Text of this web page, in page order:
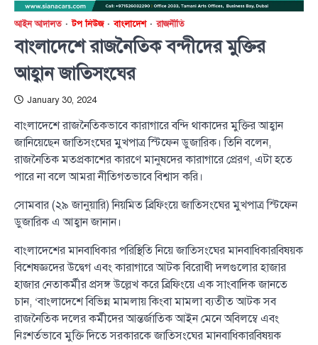
আইন আদালত টপ নিউজ বাংলাদেশ রাজনীতি
বাংলাদেশে রাজনৈতিক বন্দীদের মুক্তির
আহ্বান জাতিসংঘের
January 30, 2024
বাংলাদেশে রাজনৈতিকভাবে কারাগারে বন্দি থাকাদের মুক্তির আহ্বান
জানিয়েছেন জাতিসংঘের মুখপাত্র স্টিফেন ডুজারিক। তিনি বলেন,
রাজনৈতিক মতপ্রকাশের কারণে মানুষদের কারাগারে প্রেরণ, এটা হতে
পারে না বলে আমরা নীতিগতভাবে বিশ্বাস করি।
সোমবার (২৯ জানুয়ারি) নিয়মিত ব্রিফিংয়ে জাতিসংঘের মুখপাত্র স্টিফেন
ডুজারিক এ আহ্বান জানান।
বাংলাদেশের মানবাধিকার পরিস্থিতি নিয়ে জাতিসংঘের মানবাধিকারবিষয়ক
বিশেষজ্ঞদের উদ্বেগ এবং কারাগারে আটক বিরোধী দলগুলোর হাজার
হাজার নেতাকর্মীর প্রসঙ্গ উল্লেখ করে ব্রিফিংয়ে এক সাংবাদিক জানতে
চান, ‘বাংলাদেশে বিভিন্ন মামলায় কিংবা মামলা ব্যতীত আটক সব
রাজনৈতিক দলের কর্মীদের আন্তর্জাতিক আইন মেনে অবিলম্বে এবং
নিঃশর্তভাবে মুক্তি দিতে সরকারকে জাতিসংঘের মানবাধিকারবিষয়ক